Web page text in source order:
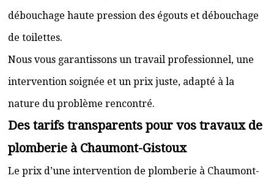
débouchage haute pression des égouts et débouchage
de toilettes.
Nous vous garantissons un travail professionnel, une
intervention soignée et un prix juste, adapté à la
nature du problème rencontré.
Des tarifs transparents pour vos travaux de
plomberie à Chaumont-Gistoux
Le prix d’une intervention de plomberie à Chaumont-